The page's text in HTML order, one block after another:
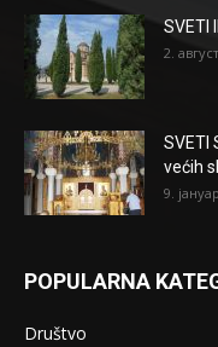
SVETI
2.
SVETI
većih
9.
POPULARNA
Društvo